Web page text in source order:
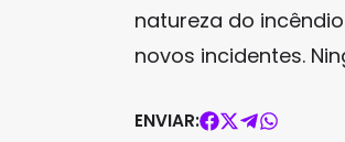
natureza do
novos incidentes.
ENVIAR: